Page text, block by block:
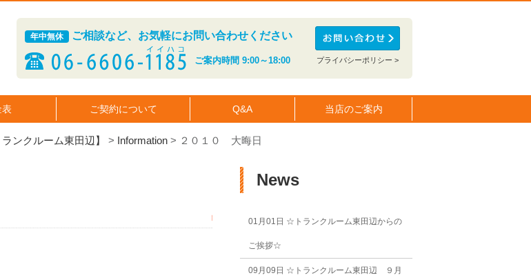
年中無休 ご相談など、お気軽にお問い合わせください
ご案内時間 9:00～18:00 プライバシーポリシー >
ご契約について Q&A 当店のご案内
ンクルーム東田辺】 > Information > ２０１０ 大晦日
News
01月01日 ☆トランクルーム東田辺からの
ご挨拶☆
09月09日 ☆トランクルーム東田辺 ９月